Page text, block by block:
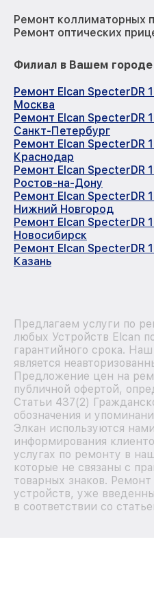
Ремонт коллиматорных
Ремонт оптических
Филиал в Вашем городе
Ремонт Elcan SpecterDR
Москва
Ремонт Elcan SpecterDR
Санкт-Петербург
Ремонт Elcan SpecterDR
Краснодар
Ремонт Elcan SpecterDR
Ростов-на-Дону
Ремонт Elcan SpecterDR
Нижний Новгород
Ремонт Elcan SpecterDR
Новосибирск
Ремонт Elcan SpecterDR
Казань
Предлагаем услуги по
любых Устройств Elcan
гарантийного срока.
является
Предложение цен на
публичной офертой,
Статьи 437(2)
обозначения и
Элкан используются
информирования
услугах по ремонту в
которые не связаны с
товарных знаков.
устройств, уже
в соответствии со